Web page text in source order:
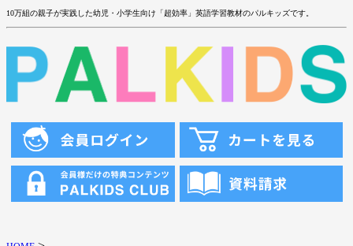
10万組の親子が実践した幼児・小学生向け「超効率」英語学習教材のパルキッズです。